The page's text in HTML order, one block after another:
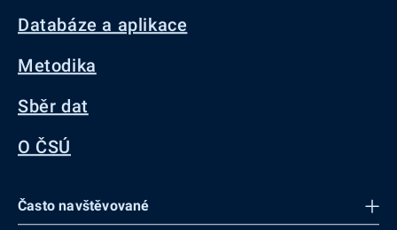
Databáze a aplikace
Metodika
Sběr dat
O ČSÚ
Často navštěvované